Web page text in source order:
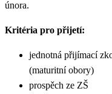
února.
Kritéria pro přijetí:
jednotná přijímací
(maturitní obory)
prospěch ze ZŠ